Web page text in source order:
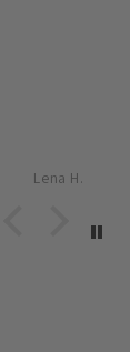
Lena H.